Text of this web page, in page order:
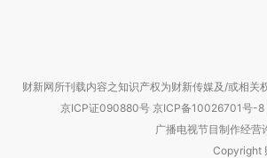
财新网所刊载内容之知识产权为财新传媒及/或相关
京ICP证090880号 京ICP备10026701号-8
广播电视节目制作经
Copyright